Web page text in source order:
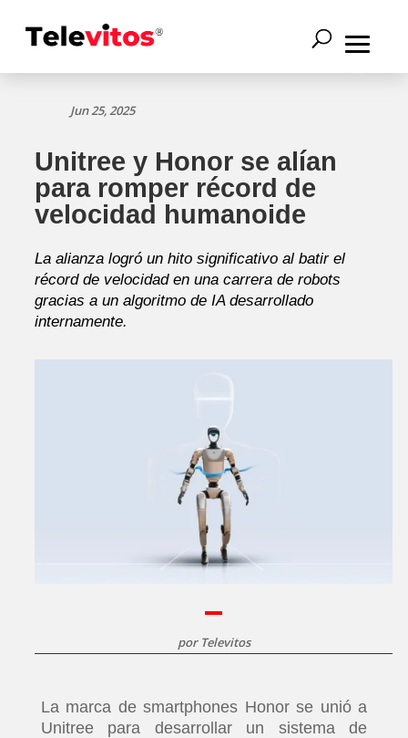
Jun 25, 2025
Unitree y Honor se alían
para romper récord de
velocidad humanoide
La alianza logró un hito significativo al batir el
récord de velocidad en una carrera de robots
gracias a un algoritmo de IA desarrollado
internamente.
por Televitos
La marca de smartphones Honor se unió a
Unitree para desarrollar un sistema de